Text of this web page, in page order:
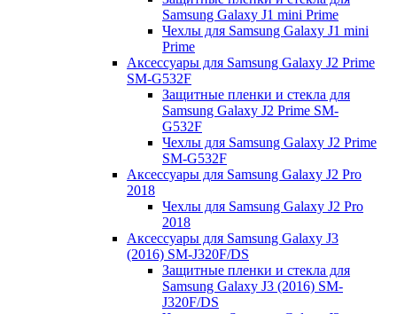
Samsung Galaxy J1 mini Prime
Чехлы для Samsung Galaxy J1 mini
Prime
Аксессуары для Samsung Galaxy J2 Prime
SM-G532F
Защитные пленки и стекла для
Samsung Galaxy J2 Prime SM-
G532F
Чехлы для Samsung Galaxy J2 Prime
SM-G532F
Аксессуары для Samsung Galaxy J2 Pro
2018
Чехлы для Samsung Galaxy J2 Pro
2018
Аксессуары для Samsung Galaxy J3
(2016) SM-J320F/DS
Защитные пленки и стекла для
Samsung Galaxy J3 (2016) SM-
J320F/DS